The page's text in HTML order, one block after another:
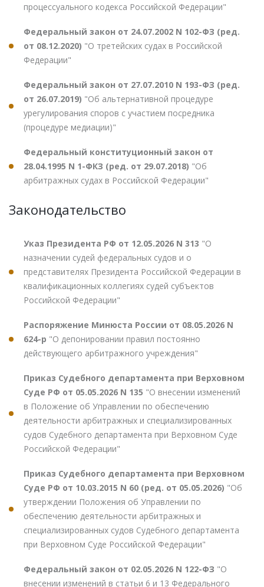
процессуального кодекса Российской Федерации"
Федеральный закон от 24.07.2002 N 102-ФЗ (ред.
от 08.12.2020) "О третейских судах в Российской
Федерации"
Федеральный закон от 27.07.2010 N 193-ФЗ (ред.
от 26.07.2019) "Об альтернативной процедуре
урегулирования споров с участием посредника
(процедуре медиации)"
Федеральный конституционный закон от
28.04.1995 N 1-ФКЗ (ред. от 29.07.2018) "Об
арбитражных судах в Российской Федерации"
Законодательство
Указ Президента РФ от 12.05.2026 N 313 "О
назначении судей федеральных судов и о
представителях Президента Российской Федерации в
квалификационных коллегиях судей субъектов
Российской Федерации"
Распоряжение Минюста России от 08.05.2026 N
624-р "О депонировании правил постоянно
действующего арбитражного учреждения"
Приказ Судебного департамента при Верховном
Суде РФ от 05.05.2026 N 135 "О внесении изменений
в Положение об Управлении по обеспечению
деятельности арбитражных и специализированных
судов Судебного департамента при Верховном Суде
Российской Федерации"
Приказ Судебного департамента при Верховном
Суде РФ от 10.03.2015 N 60 (ред. от 05.05.2026) "Об
утверждении Положения об Управлении по
обеспечению деятельности арбитражных и
специализированных судов Судебного департамента
при Верховном Суде Российской Федерации"
Федеральный закон от 02.05.2026 N 122-ФЗ "О
внесении изменений в статьи 6 и 13 Федерального